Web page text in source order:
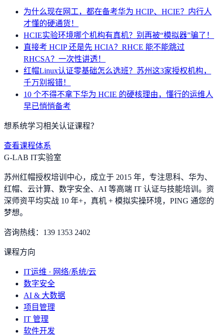
为什么现在网工，都在备考华为 HCIP、HCIE？内行人
才懂的硬通货！
HCIE实验环境哪个机构有真机？别再被“模拟器”骗了！
直接考 HCIP 还是先 HCIA？RHCE 能不能跳过
RHCSA？一次性讲透！
红帽Linux认证零基础怎么选班？苏州这3家授权机构，
千万别报错！
10 个不得不拿下华为 HCIE 的硬核理由，懂行的运维人
早已悄悄备考
想系统学习相关认证课程？
查看课程体系
G-LAB IT实验室
苏州红帽授权培训中心，成立于 2015 年，专注思科、华为、
红帽、云计算、数字安全、AI 等高端 IT 认证与技能培训。资
深师资平均实战 10 年+，真机 + 模拟实操环境， PING 通您的
梦想。
咨询热线： 139 1353 2402
课程方向
IT运维 · 网络/系统/云
数字安全
AI & 大数据
项目管理
IT 管理
软件开发